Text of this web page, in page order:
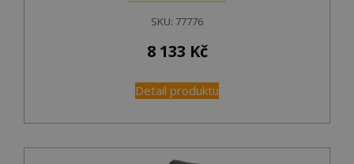
SKU: 77776
8 133 Kč
Detail produktu